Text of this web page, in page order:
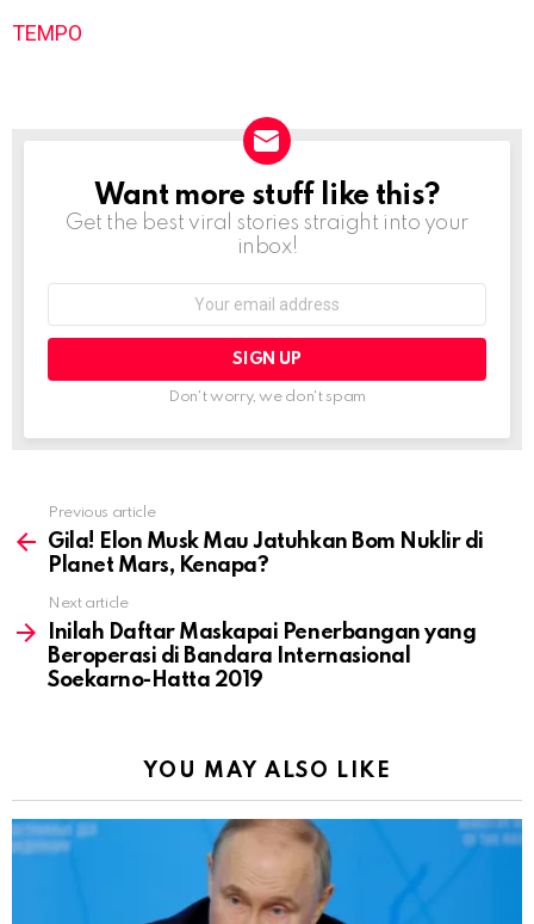
TEMPO
NEWSLETTER
Want more stuff like this?
Get the best viral stories straight into your
inbox!
Don't worry, we don't spam
more
Previous article
Gila! Elon Musk Mau Jatuhkan Bom Nuklir di
Planet Mars, Kenapa?
Next article
Inilah Daftar Maskapai Penerbangan yang
Beroperasi di Bandara Internasional
Soekarno-Hatta 2019
YOU MAY ALSO LIKE